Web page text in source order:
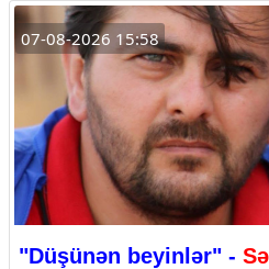
07-08-2026 15:58
"Düşünən beyinlər" -